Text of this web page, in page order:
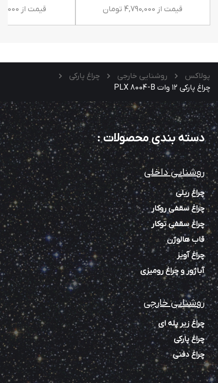
قیمت از 4,790,000 تومان قیمت از 9,100,000 تومان
پولاکس روشنایی خارجی
چراغ پارکی
چراغ پارکی ۱۲ وات PLX 8004-B
دسته بندی محصولات:
روشنایی داخلی
چراغ ریلی
چراغ سقفی روکار
چراغ سقفی توکار
قاب هالوژن
چراغ آویز
آباژور و چراغ رومیزی
روشنایی خارجی
چراغ زیر پله‌ ای
چراغ پارکی
چراغ دفنی